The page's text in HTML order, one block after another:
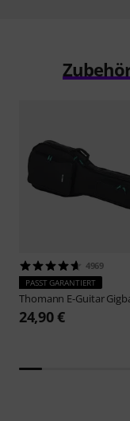
4969
PASST GARANTIERT
Thomann E-Guitar
24,90 €